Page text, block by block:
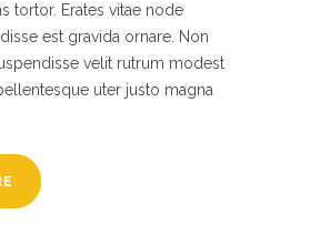
tortor. Erates vitae node
est gravida ornare. Non
velit rutrum modest
uter justo magna